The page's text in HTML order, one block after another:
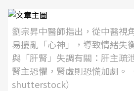
劉宗昇中醫師指出，從中醫視
易擾亂「心神」，導致情緒失
與「肝腎」失調有關：肝主疏
腎主恐懼，腎虛則恐慌加劇。
shutterstock）